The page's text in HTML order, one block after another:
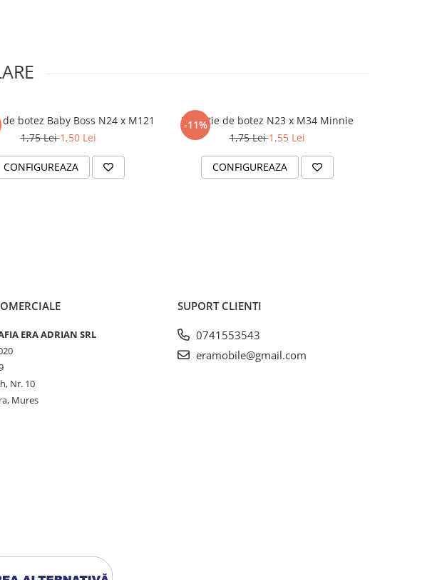
botez Baby Boss N24 x M121
1,75 Lei1,50 Lei
CONFIGUREAZA
-11%
Invitatie de botez N23 x M34 Minnie
1,75 Lei1,55 Lei
CONFIGUREAZA
ERA ADRIAN SRL
Nr. 10
Mures
SUPORT CLIENTI
0741553543
eramobile@gmail.com